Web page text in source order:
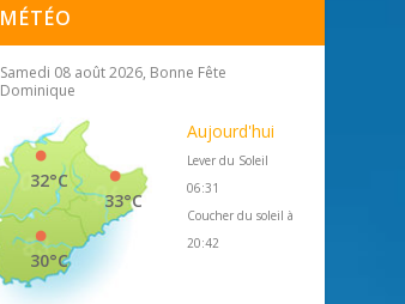
MÉTÉO
Samedi 08 août 2026, Bonne Fête
Dominique
33°C
32°C
30°C
Aujourd'hui
Lever du Soleil
06:31
Coucher du soleil à
20:42